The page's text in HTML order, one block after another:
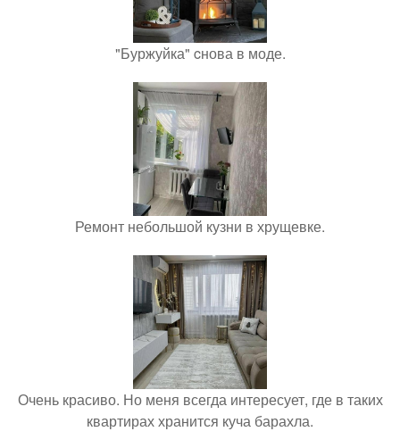
"Буржуйка" cнова в моде.
Ремонт небольшой кузни в хрущевке.
Очень красиво. Но меня всегда интересует, где в таких
квартирах хранится куча барахла.